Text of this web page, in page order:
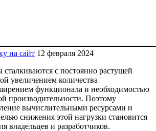
на сайт 12 февраля 2024
с постоянно растущей
увеличением количества
функционала и необходимостью
производительности. Поэтому
вычислительными ресурсами и
снижения этой нагрузки становится
владельцев и разработчиков.